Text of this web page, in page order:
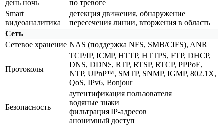
день ночь
по тревоге
Smart
видеоаналитика
детекция движения, обнаружение
пересечения линии, вторжения в область
Сеть
Сетевое хранение NAS (поддержка NFS, SMB/CIFS), ANR
Протоколы
TCP/IP, ICMP, HTTP, HTTPS, FTP, DHCP,
DNS, DDNS, RTP, RTSP, RTCP, PPPoE,
NTP, UPnP™, SMTP, SNMP, IGMP, 802.1X,
QoS, IPv6, Bonjour
Безопасность
аутентификация пользователя
водяные знаки
фильтрация IP-адресов
анонимный доступ